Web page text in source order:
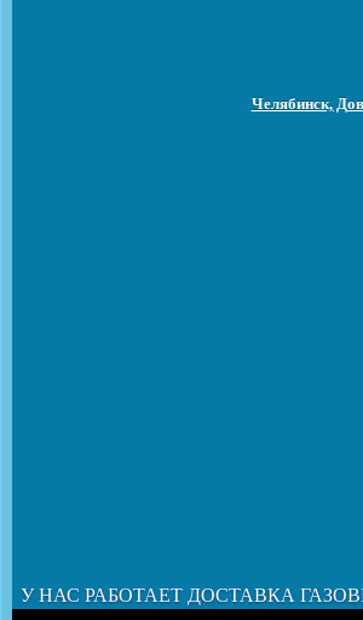
Челябинск,
У НАС РАБОТАЕТ ДОСТАВКА